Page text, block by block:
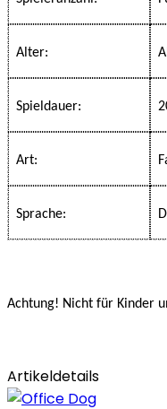
Alter:
Spieldauer:
Art:
Sprache:
Achtung! Nicht für Kinder
Artikeldetails